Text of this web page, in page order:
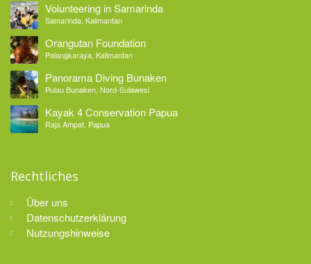
Volunteering in Samarinda
Samarinda, Kalimantan
Orangutan Foundation
Palangkaraya, Kalimantan
Panorama Diving Bunaken
Pulau Bunaken, Nord-Sulawesi
Kayak 4 Conservation Papua
Raja Ampat, Papua
Rechtliches
Über uns
Datenschutzerklärung
Nutzungshinweise